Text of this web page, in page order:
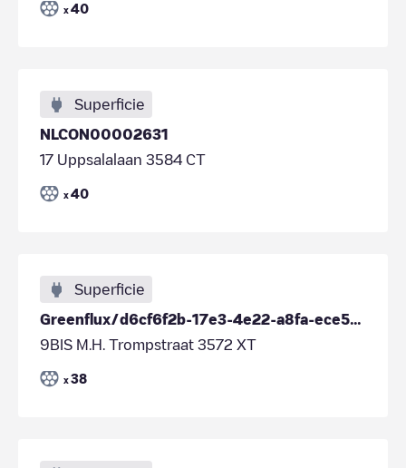
x 40
Superficie
NLCON00002631
17 Uppsalalaan 3584 CT
x 40
Superficie
Greenflux/d6cf6f2b-17e3-4e22-a8fa-ece501a23f3b
9BIS M.H. Trompstraat 3572 XT
x 38